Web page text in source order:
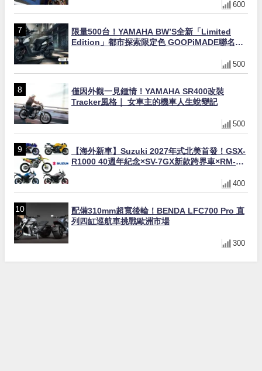
600
限量500台！YAMAHA BW’S全新「Limited
Edition」都市探索限定色 GOOPiMADE聯名包
500
僅因外觀一見鍾情！YAMAHA SR400改裝
Tracker風格｜ 女車主的機車人生蛻變記
500
【海外新車】Suzuki 2027年式北美首發！GSX-
R1000 40週年紀念×SV-7GX新款跨界車×RM-
400
配備310mm超寬後輪！BENDA LFC700 Pro 直
列四缸巡航車挑戰歐洲市場
300